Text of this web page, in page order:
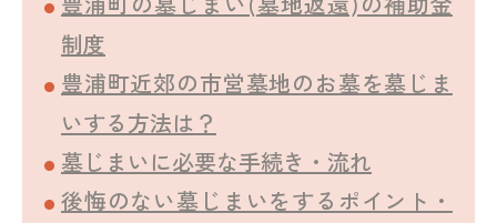
制度
豊浦町近郊の市営墓地のお墓を墓じま
いする方法は？
墓じまいに必要な手続き・流れ
後悔のない墓じまいをするポイント・